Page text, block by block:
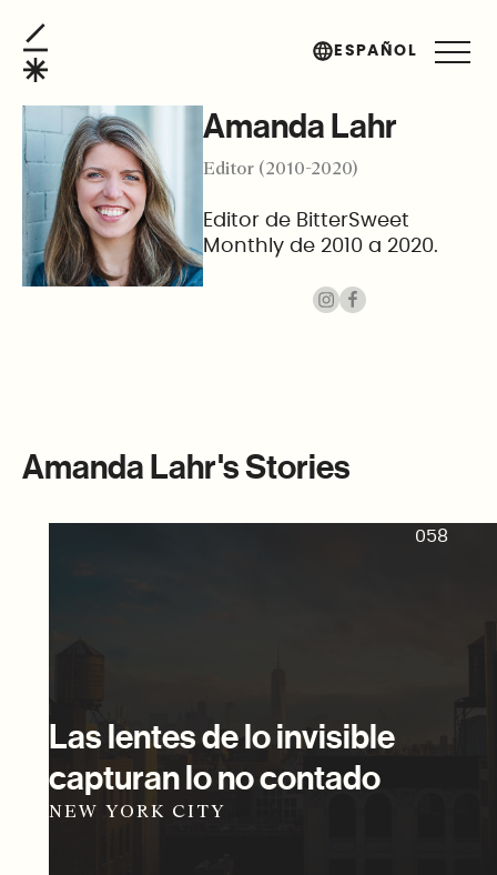
ESPAÑOL
Amanda Lahr
Editor (2010-2020)
Editor de BitterSweet
Monthly de 2010 a 2020.
Amanda Lahr's Stories
058
Las lentes de lo invisible
capturan lo no contado
NEW YORK CITY